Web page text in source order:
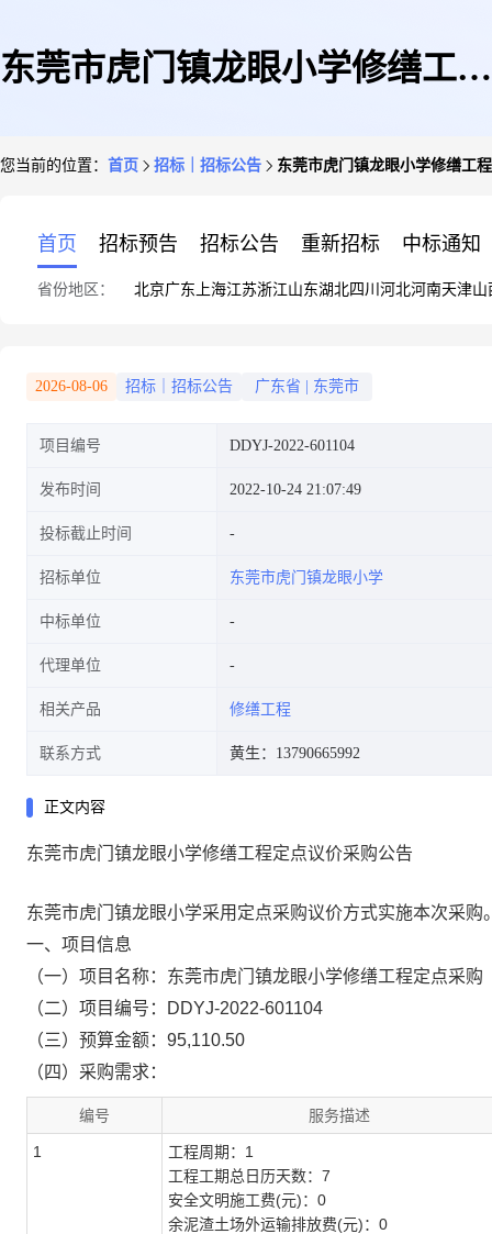
东莞市虎门镇龙眼小学修缮工程
您当前的位置： 首页 招标｜招标公告 东莞市虎门镇龙眼小学修缮工
首页 招标预告 招标公告 重新招标 中标通知
省份地区： 北京广东 上海江苏浙江山东湖北四川 河北河南天津山
2026-08-06 招标｜招标公告 广东省 东莞市
项目编号 DDYJ-2022-601104
发布时间 2022-10-24 21:07:49
投标截止时间
招标单位 东莞市虎门镇龙眼小学
中标单位
代理单位
相关产品 修缮工程
联系方式 黄生：13790665992
正文内容
东莞市虎门镇龙眼小学修缮工程定点议价采购公告
东莞市虎门镇龙眼小学采用定点采购议价方式实施本次采购
一、项目信息
（一）项目名称：东莞市虎门镇龙眼小学修缮工程定点采购
（二）项目编号：DDYJ-2022-601104
（三）预算金额：95,110.50
（四）采购需求：
编号 服务描述
1
工程周期：1
工程工期总日历天数：7
安全文明施工费(元)：0
余泥渣土场外运输排放费(元)：0